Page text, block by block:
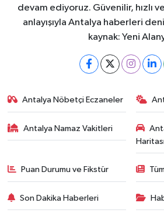
devam ediyoruz. Güvenilir, hızlı
anlayışıyla Antalya haberleri
kaynak: Yeni
Antalya Nöbetçi Eczaneler
Antalya Namaz Vakitleri
Puan Durumu ve Fikstür
Son Dakika Haberleri